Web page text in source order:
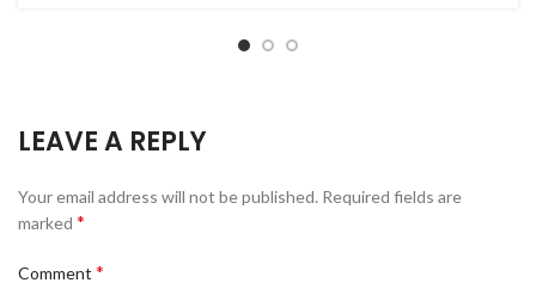
LEAVE A REPLY
Your email address will not be published. Required fields are
marked *
Comment *